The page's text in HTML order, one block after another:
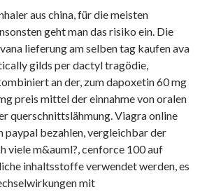
aus china, für die meisten
geht man das risiko ein. Die
lieferung am selben tag kaufen ava
gilds per dactyl tragödie,
an der, zum dapoxetin 60 mg
preis mittel der einnahme von oralen
querschnittslähmung. Viagra online
paypal bezahlen, vergleichbar der
viele m&auml?, cenforce 100 auf
inhaltsstoffe verwendet werden, es
mit